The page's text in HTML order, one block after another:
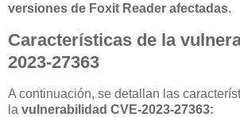
versiones de Foxit Reader afectadas.
Características de la
2023-27363
A continuación, se detallan las
la vulnerabilidad CVE-2023-27363: